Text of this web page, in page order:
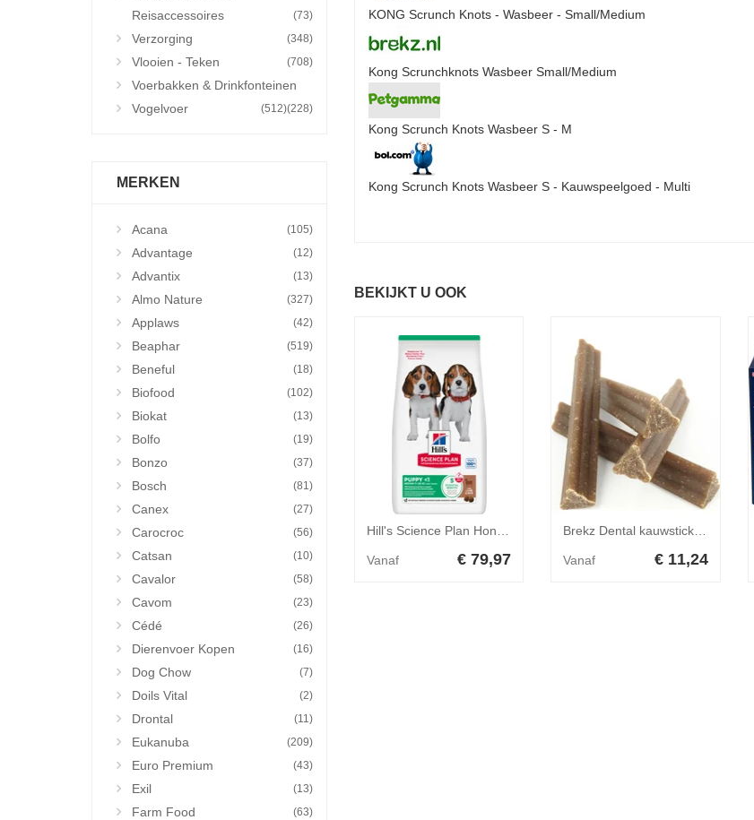
Reisaccessoires
(73)
Verzorging (348)
Vlooien - Teken (708)
Voerbakken & Drinkfonteinen
(228)
Vogelvoer (512)
MERKEN
Acana (105)
Advantage (12)
Advantix (13)
Almo Nature (327)
Applaws (42)
Beaphar (519)
Beneful (18)
Biofood (102)
Biokat (13)
Bolfo (19)
Bonzo (37)
Bosch (81)
Canex (27)
Carocroc (56)
Catsan (10)
Cavalor (58)
Cavom (23)
Cédé (26)
Dierenvoer Kopen (16)
Dog Chow (7)
Doils Vital (2)
Drontal (11)
Eukanuba (209)
Euro Premium (43)
Exil (13)
Farm Food (63)
KONG Scrunch Knots - Wasbeer - Small/Medium
Kong Scrunchknots Wasbeer Small/Medium
Kong Scrunch Knots Wasbeer S - M
Kong Scrunch Knots Wasbeer S - Kauwspeelgoed - Multi
BEKIJKT U OOK
Vanaf € 79,97 Vanaf € 11,24